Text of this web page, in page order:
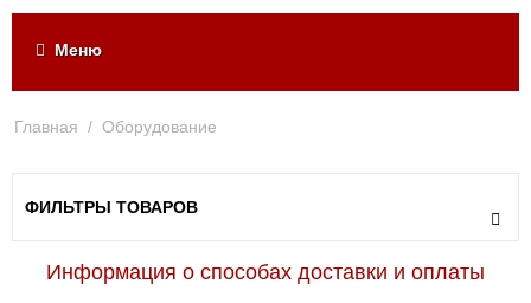
Меню
Главная / Оборудование
ФИЛЬТРЫ ТОВАРОВ
Информация о способах доставки и оплаты